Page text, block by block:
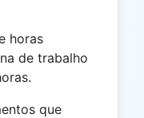
horas
de trabalho
que